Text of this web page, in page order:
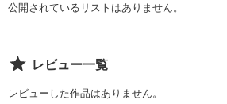
公開されているリストはありません。
レビュー一覧
レビューした作品はありません。